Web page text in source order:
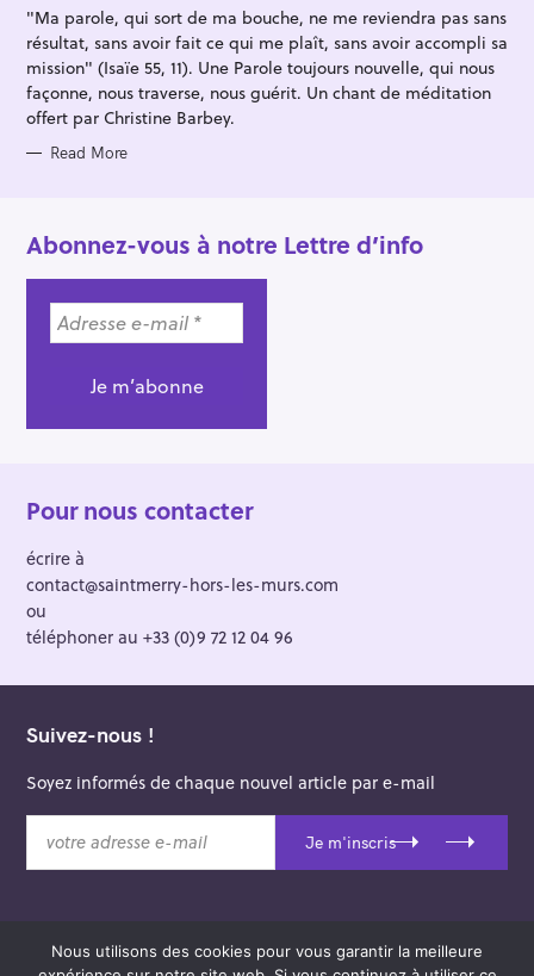
E
"Ma parole, qui sort de ma bouche, ne me reviendra pas sans
résultat, sans avoir fait ce qui me plaît, sans avoir accompli sa
mission" (Isaïe 55, 11). Une Parole toujours nouvelle, qui nous
façonne, nous traverse, nous guérit. Un chant de méditation
offert par Christine Barbey.
Read More
Abonnez-vous à notre Lettre d’info
Pour nous contacter
écrire à
contact@saintmerry-hors-les-murs.com
ou
téléphoner au +33 (0)9 72 12 04 96
Suivez-nous !
Soyez informés de chaque nouvel article par e-mail
t
Je m'inscris
© 2026 Saint-Merry Hors-les-Murs.
Nous utilisons des cookies pour vous garantir la meilleure